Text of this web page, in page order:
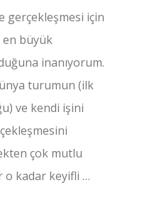
gerçekleşmesi için
en büyük
inanıyorum.
turumun (ilk
ve kendi işini
çok mutlu
o kadar keyifli …